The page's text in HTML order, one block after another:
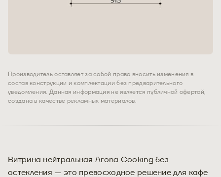
Производитель оставляет за собой право вносить изменения в
состав конструкции и комплектации без предварительного
уведомления. Данная информация не является публичной офертой,
создана в качестве рекламных материалов.
Витрина нейтральная Arona Cooking без
остекления — это превосходное решение для кафе